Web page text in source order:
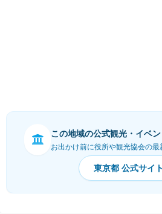
この地域の公式観光・イベ
お出かけ前に役所や観光協会の最
東京都 公式サイト